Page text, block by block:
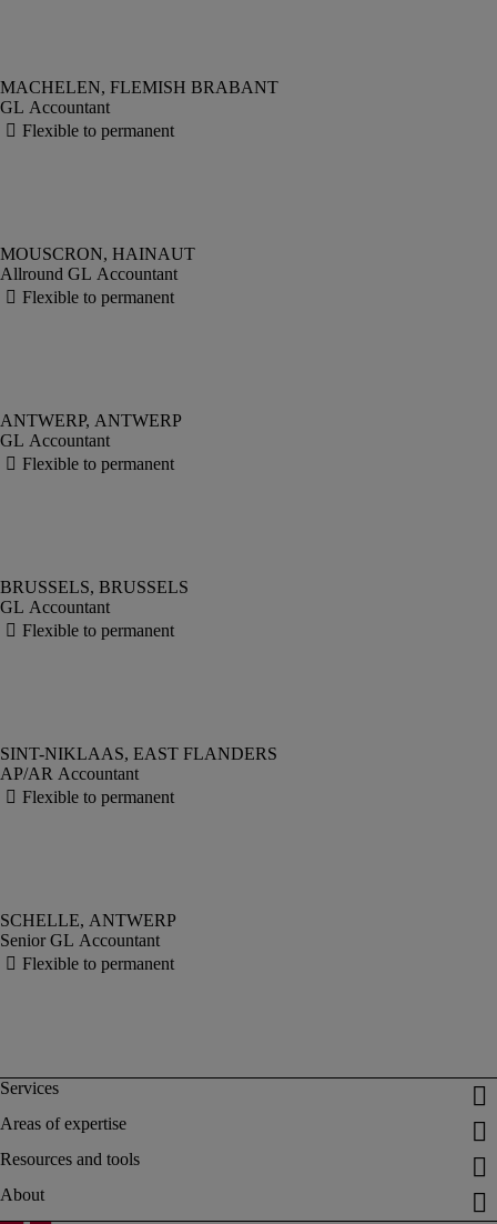
GL Accountant
Allround GL Accountant
GL Accountant
GL Accountant
AP/AR Accountant
Senior GL Accountant